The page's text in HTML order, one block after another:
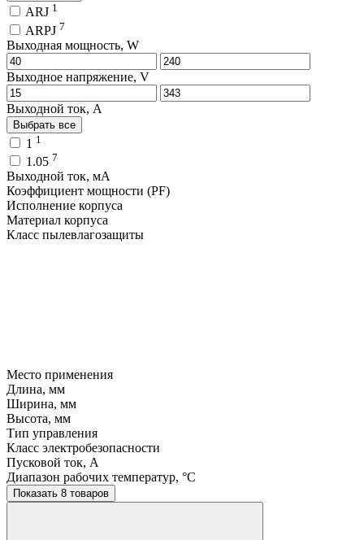
ARJ 1
ARPJ 7
Выходная мощность, W
Выходное напряжение, V
Выходной ток, A
Выбрать все
1 1
1.05 7
Выходной ток, мA
Коэффициент мощности (PF)
Исполнение корпуса
Материал корпуса
Класс пылевлагозащиты
Место применения
Длина, мм
Ширина, мм
Высота, мм
Тип управления
Класс электробезопасности
Пусковой ток, A
Диапазон рабочих температур, °C
Показать 8 товаров